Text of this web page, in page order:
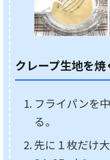
クレープ生地を焼
フライパンを
る。
先に１枚だけ